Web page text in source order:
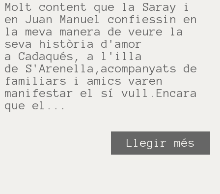
Molt content que la Saray i
en Juan Manuel confiessin en
la meva manera de veure la
seva història d'amor
a Cadaqués, a l'illa
de S'Arenella,acompanyats de
familiars i amics varen
manifestar el sí vull.Encara
que el...
Llegir més